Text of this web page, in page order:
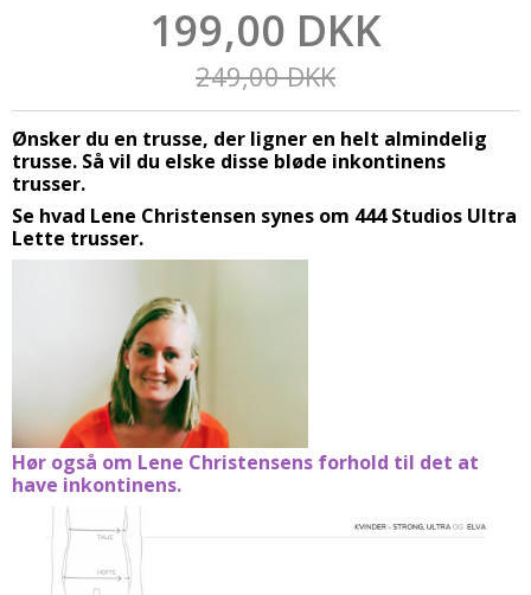
199,00 DKK
249,00 DKK
Ønsker du en trusse, der ligner en helt almindelig
trusse. Så vil du elske disse bløde inkontinens
trusser.
Se hvad Lene Christensen synes om 444 Studios Ultra
Lette trusser.
Hør også om Lene Christensens forhold til det at
have inkontinens.